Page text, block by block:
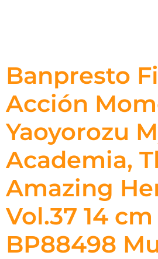
Banpresto
Acción
Yaoyorozu
Academia,
Amazing
Vol.37 14 cm
BP88498